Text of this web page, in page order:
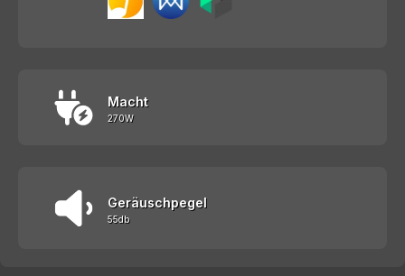
Macht
270W
Geräuschpegel
55db